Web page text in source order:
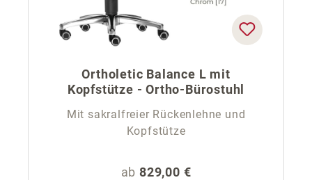
Ortholetic Balance L mit
Kopfstütze - Ortho-Bürostuhl
Mit sakralfreier Rückenlehne und
Kopfstütze
Regulärer Preis:
ab 829,00 €